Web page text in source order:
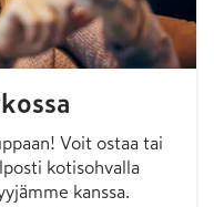
Voit ostaa tai
kotisohvalla
kanssa.